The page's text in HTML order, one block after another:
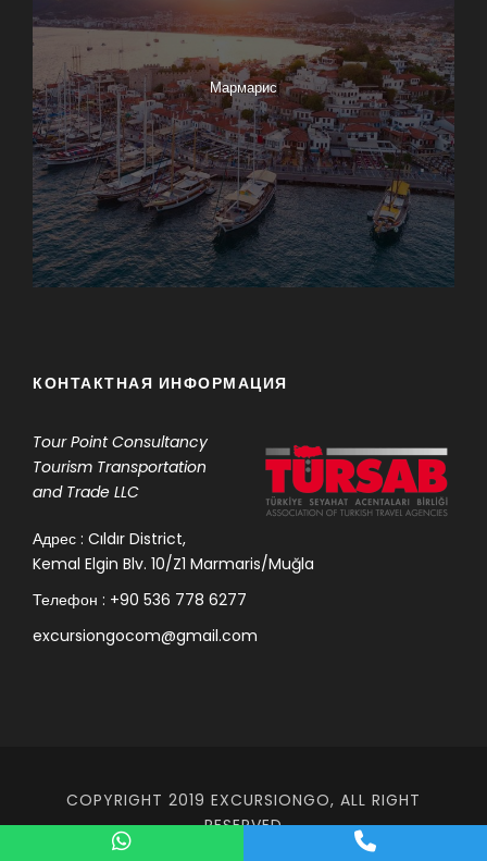
Мармарис
КОНТАКТНАЯ ИНФОРМАЦИЯ
Tour PointConsultancy
Tourism Transportation
and Trade LLC
Адрес : Cıldır District,
Kemal Elgin Blv. 10/Z1 Marmaris/Muğla
Телефон : +90 536 778 6277
excursiongocom@gmail.com
COPYRIGHT 2019 EXCURSIONGO, ALL RIGHT
RESERVED